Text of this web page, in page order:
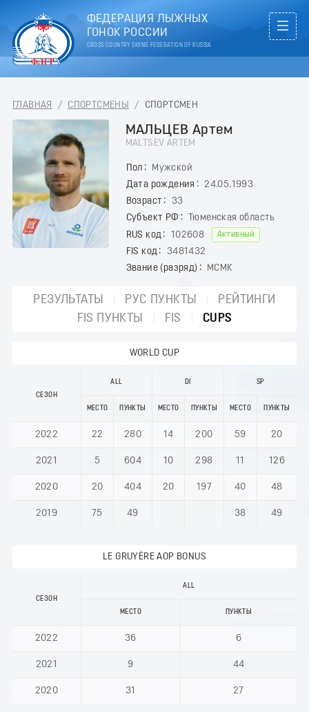
ФЕДЕРАЦИЯ ЛЫЖНЫХ
ГОНОК РОССИИ
CROSS COUNTRY SKIING FEDERATION OF RUSSIA
ГЛАВНАЯ / СПОРТСМЕНЫ / СПОРТСМЕН
МАЛЬЦЕВ Артем
MALTSEV ARTEM
Пол
Мужской
Дата рождения
24.05.1993
Возраст
33
Субъект РФ
Тюменская область
RUS код
102608 Активный
FIS код
3481432
Звание (разряд)
МСМК
РЕЗУЛЬТАТЫ РУС ПУНКТЫ
РЕЙТИНГИ
FIS ПУНКТЫ
FIS CUPS
WORLD CUP
СЕЗОН
ALL DI SP
МЕСТО ПУНКТЫ МЕСТО ПУНКТЫ МЕСТО ПУНКТЫ
2022 22 280 14 200 59 20
2021 5 604 10 298 11 126
2020 20 404 20 197 40 48
2019 75 49 38 49
LE GRUYÈRE AOP BONUS
СЕЗОН
ALL
МЕСТО ПУНКТЫ
2022 36 6
2021 9 44
2020 31 27